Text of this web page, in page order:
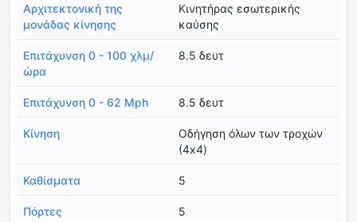
Αρχιτεκτονική της
μονάδας κίνησης
Κινητήρας εσωτερικής
καύσης
Επιτάχυνση 0 - 100 χλμ/
ώρα
8.5 δευτ
Επιτάχυνση 0 - 62 Mph 8.5 δευτ
Κίνηση
Οδήγηση όλων των τροχών
(4x4)
Καθίσματα 5
Πόρτες 5